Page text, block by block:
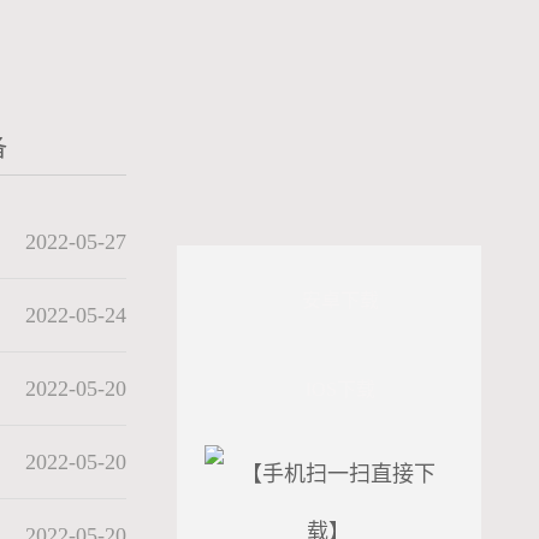
2022-05-27
2022-05-24
2022-05-20
2022-05-20